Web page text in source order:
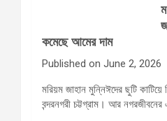
কমেছে আমের দাম
Published on June 2, 2026
মরিয়ম জাহান মুন্নিঈদের ছুটি কাটিয়ে
বন্দরনগরী চট্টগ্রাম। আর